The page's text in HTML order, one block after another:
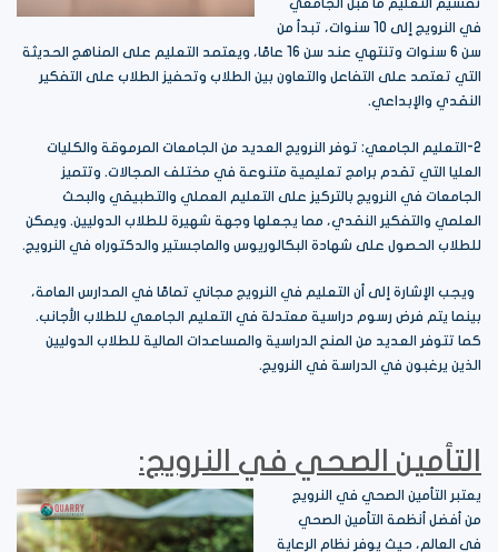
تقسيم التعليم ما قبل الجامعي
في النرويج إلى 10 سنوات، تبدأ من
سن 6 سنوات وتنتهي عند سن 16 عامًا، ويعتمد التعليم على المناهج الحديثة
التي تعتمد على التفاعل والتعاون بين الطلاب وتحفيز الطلاب على التفكير
النقدي والإبداعي.
2-التعليم الجامعي: توفر النرويج العديد من الجامعات المرموقة والكليات
العليا التي تقدم برامج تعليمية متنوعة في مختلف المجالات. وتتميز
الجامعات في النرويج بالتركيز على التعليم العملي والتطبيقي والبحث
العلمي والتفكير النقدي، مما يجعلها وجهة شهيرة للطلاب الدوليين. ويمكن
للطلاب الحصول على شهادة البكالوريوس والماجستير والدكتوراه في النرويج.
ويجب الإشارة إلى أن التعليم في النرويج مجاني تمامًا في المدارس العامة،
بينما يتم فرض رسوم دراسية معتدلة في التعليم الجامعي للطلاب الأجانب.
كما تتوفر العديد من المنح الدراسية والمساعدات المالية للطلاب الدوليين
الذين يرغبون في الدراسة في النرويج.
التأمين الصحي في النرويج:
يعتبر التأمين الصحي في النرويج
من أفضل أنظمة التأمين الصحي
في العالم، حيث يوفر نظام الرعاية